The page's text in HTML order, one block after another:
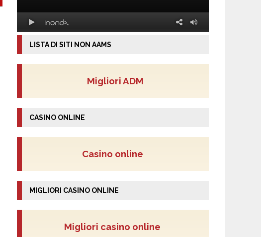
LISTA DI SITI NON AAMS
Migliori ADM
CASINO ONLINE
Casino online
MIGLIORI CASINO ONLINE
Migliori casino online